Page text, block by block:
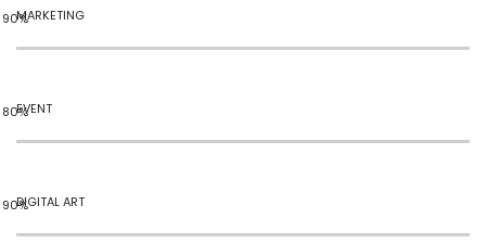
MARKETING
EVENT
DIGITAL ART